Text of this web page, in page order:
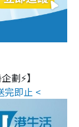
劃⚡】
完即止 <